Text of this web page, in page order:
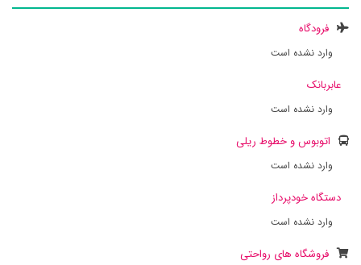
فرودگاه
وارد نشده است
عابربانک
وارد نشده است
اتوبوس و خطوط ریلی
وارد نشده است
دستگاه خودپرداز
وارد نشده است
فروشگاه های رواحتی